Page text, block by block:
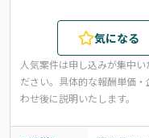
気になる
人気案件は申し込みが集中
ださい。 具体的な報酬単価
わせ後に説明いたします。